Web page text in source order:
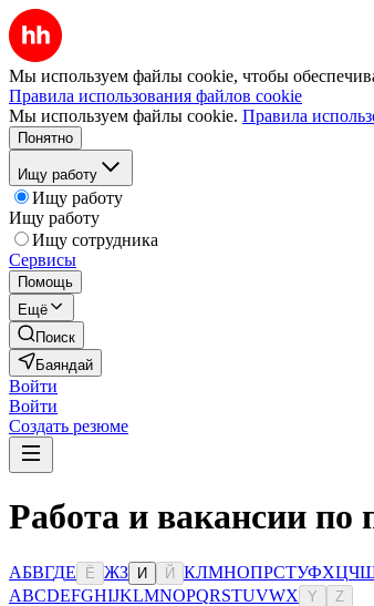
Мы используем файлы cookie, чтобы
Правила использования файлов cookie
Мы используем файлы cookie. Правила
Понятно
Ищу работу
Ищу работу
Ищу работу
Ищу сотрудника
Сервисы
Помощь
Ещё
Поиск
Баяндай
Войти
Войти
Создать резюме
Работа и вакансии по
АБВГДЕ Ё ЖЗ И Й КЛМНОПРСТУФХЦЧ
ABCDEFGHIJKLMNOPQRSTUVWX Y Z